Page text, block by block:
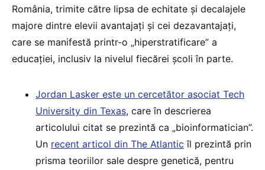
România, trimite către lipsa de echitate și decalajele
majore dintre elevii avantajați și cei dezavantajați,
care se manifestă printr-o „hiperstratificare” a
educației, inclusiv la nivelul fiecărei școli în parte.
Jordan Lasker este un cercetător asociat Tech
University din Texas, care în descrierea
articolului citat se prezintă ca „bioinformatician”.
Un recent articol din The Atlantic îl prezintă prin
prisma teoriilor sale despre genetică, pentru